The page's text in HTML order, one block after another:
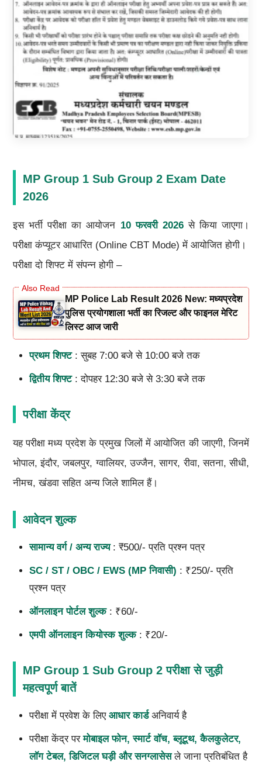
MP Group 1 Sub Group 2 Exam Date
2026
इस भर्ती परीक्षा का आयोजन 10 फरवरी 2026से किया जाएगा।
परीक्षा कंप्यूटर आधारित (Online CBT Mode) में आयोजित होगी।
परीक्षा दो शिफ्ट में संपन्न होगी –
MP Police Lab Result 2026 New: मध्यप्रदेश
पुलिस प्रयोगशाला भर्ती का रिजल्ट और फाइनल मेरिट
लिस्ट आज जारी
प्रथम शिफ्ट: सुबह 7:00 बजे से 10:00 बजे तक
द्वितीय शिफ्ट: दोपहर 12:30 बजे से 3:30 बजे तक
परीक्षा केंद्र
यह परीक्षा मध्य प्रदेश के प्रमुख जिलों में आयोजित की जाएगी, जिनमें
भोपाल, इंदौर, जबलपुर, ग्वालियर, उज्जैन, सागर, रीवा, सतना, सीधी,
नीमच, खंडवा सहित अन्य जिले शामिल हैं।
आवेदन शुल्क
सामान्य वर्ग / अन्य राज्य: ₹500/- प्रति प्रश्न पत्र
SC / ST / OBC / EWS (MP निवासी) : ₹250/- प्रति
प्रश्न पत्र
ऑनलाइन पोर्टल शुल्क: ₹60/-
एमपी ऑनलाइन कियोस्क शुल्क: ₹20/-
MP Group 1 Sub Group 2 परीक्षा से जुड़ी
महत्वपूर्ण बातें
परीक्षा में प्रवेश के लिए आधार कार्डअनिवार्य है
परीक्षा केंद्र परमोबाइल फोन, स्मार्ट वॉच, ब्लूटूथ, कैलकुलेटर,
लॉग टेबल, डिजिटल घड़ी और सनग्लासेसले जाना प्रतिबंधित है